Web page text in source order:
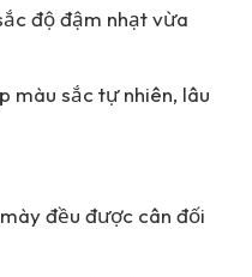
độ đậm nhạt vừa
màu sắc tự nhiên, lâu
đều được cân đối